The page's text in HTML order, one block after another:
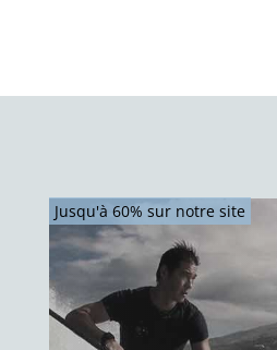
Jusqu'à 60% sur notre site